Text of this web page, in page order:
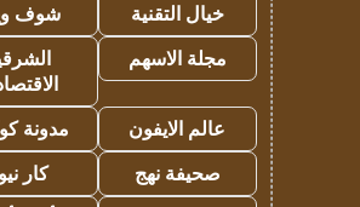
خيال التقنية
شوف
مجلة الاسهم
عالم الايفون
مدونة
صحيفة نهج
كار